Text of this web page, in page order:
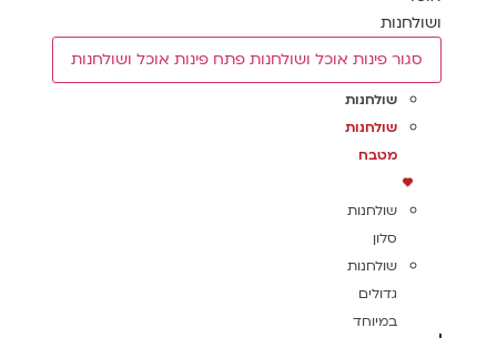
ושולחנות
סגור פינות אוכל ושולחנות פתח פינות אוכל ושולחנות
שולחנות
שולחנות
מטבח
שולחנות
סלון
שולחנות
גדולים
במיוחד